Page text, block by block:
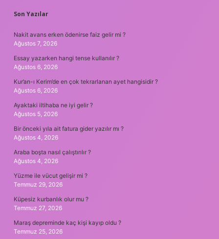
Son Yazılar
Nakit avans erken ödenirse faiz gelir mi ?
Ağustos 7, 2026
Essay yazarken hangi tense kullanılır ?
Ağustos 6, 2026
Kur’an-ı Kerim’de en çok tekrarlanan ayet hangisidir ?
Ağustos 6, 2026
Ayaktaki iltihaba ne iyi gelir ?
Ağustos 5, 2026
Bir önceki yıla ait fatura gider yazılır mı ?
Ağustos 4, 2026
Araba boşta nasıl çalıştırılır ?
Ağustos 4, 2026
Yüzme ile vücut gelişir mi ?
Temmuz 29, 2026
Küpesiz kurbanlık olur mu ?
Temmuz 27, 2026
Maraş depreminde kaç kişi kayıp oldu ?
Temmuz 25, 2026